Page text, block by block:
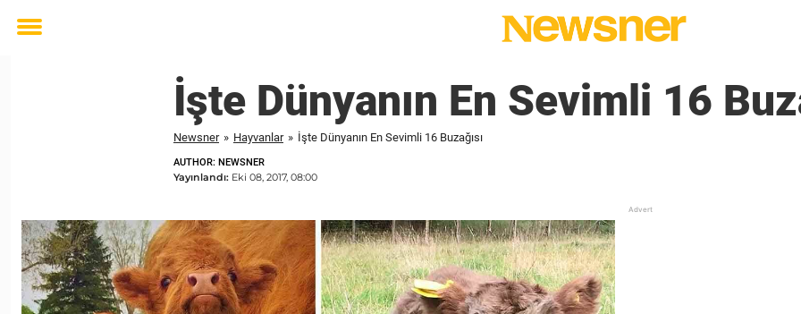
Toggle
İşte Dünyanın En Sevimli 16
Newsner » Hayvanlar » İşte Dünyanın En Sevimli 16 Buzağısı
AUTHOR: NEWSNER
Yayınlandı: Eki 08, 2017, 08:00